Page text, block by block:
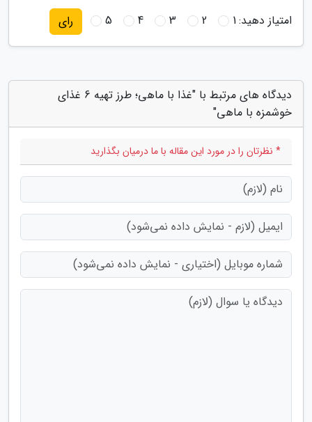
امتیاز دهید:1
2
3
4
5 رای
دیدگاه های مرتبط با "غذا با ماهی؛ طرز تهیه 6 غذای
خوشمزه با ماهی"
* نظرتان را در مورد این مقاله با ما درمیان بگذارید